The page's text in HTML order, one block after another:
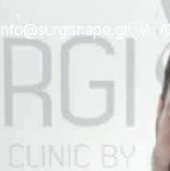
info@surgishape.gr Λ.